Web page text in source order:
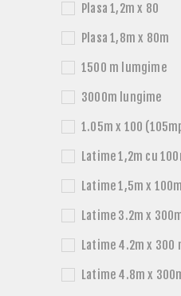
Plasa 1,2m x 80
Plasa 1,8m x 80m
1500 m lumgime
3000m lungime
1.05m x 100
Latime 1,2m cu
Latime 1,5m x
Latime 3.2m x
Latime 4.2m x 300
Latime 4.8m x